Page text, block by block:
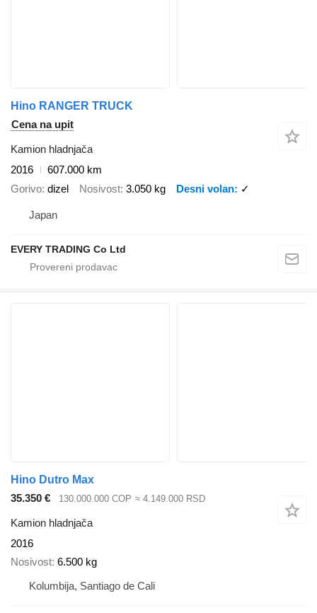
Hino RANGER TRUCK
Cena na upit
Kamion hladnjača
2016
607.000 km
Gorivo dizel Nosivost 3.050 kg Desni volan ✓
Japan
EVERY TRADING Co Ltd
Hino Dutro Max
35.350 €
130.000.000 COP ≈ 4.149.000 RSD
Kamion hladnjača
2016
Nosivost 6.500 kg
Kolumbija, Santiago de Cali